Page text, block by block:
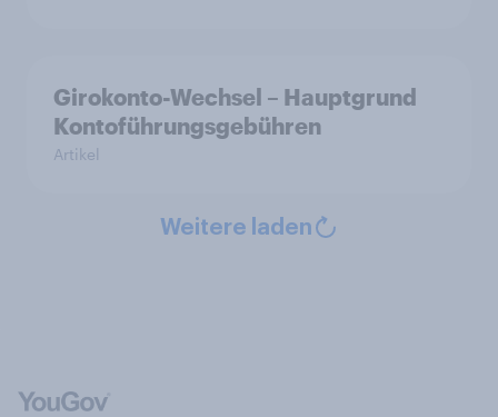
Girokonto-Wechsel – Hauptgrund
Kontoführungsgebühren
Artikel
Weitere laden